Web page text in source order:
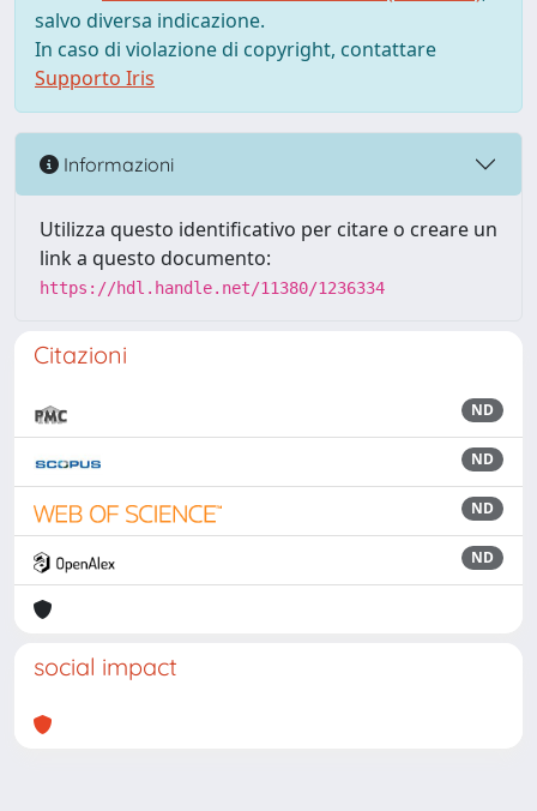
salvo diversa indicazione.
In caso di violazione di copyright, contattare
Supporto Iris
Informazioni
Utilizza questo identificativo per citare o creare un
link a questo documento:
https://hdl.handle.net/11380/1236334
Citazioni
ND
ND
ND
ND
social impact